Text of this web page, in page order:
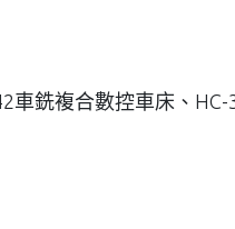
車銑複合數控車床、